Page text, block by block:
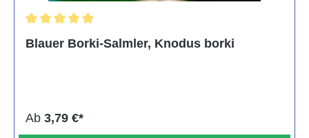
Blauer Borki-Salmler, Knodus borki
Ab 3,79 €*